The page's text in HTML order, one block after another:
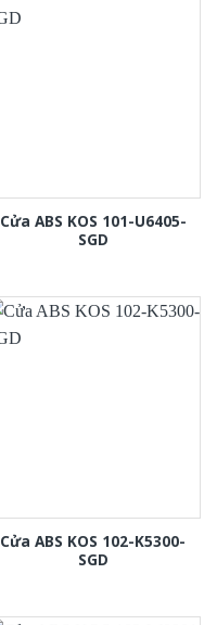
Cửa ABS KOS 101-U6405-
SGD
Cửa ABS KOS 102-K5300-
SGD